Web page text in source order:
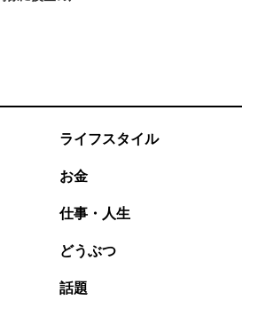
ライフスタイル
お金
仕事・人生
どうぶつ
話題